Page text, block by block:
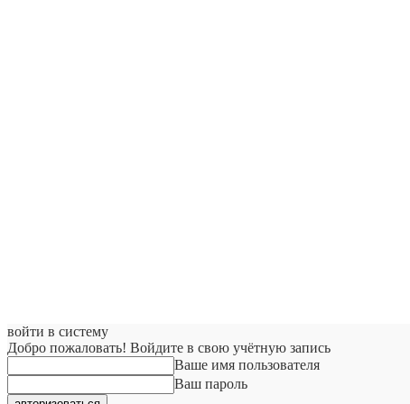
войти в систему
Добро пожаловать! Войдите в свою учётную запись
Ваше имя пользователя
Ваш пароль